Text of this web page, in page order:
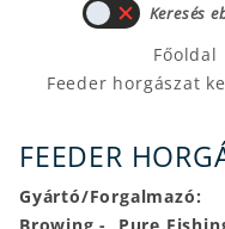
Keresés
Főoldal
Feeder horgászat
FEEDER
Gyártó/Forgalmazó:
Browing - Pure